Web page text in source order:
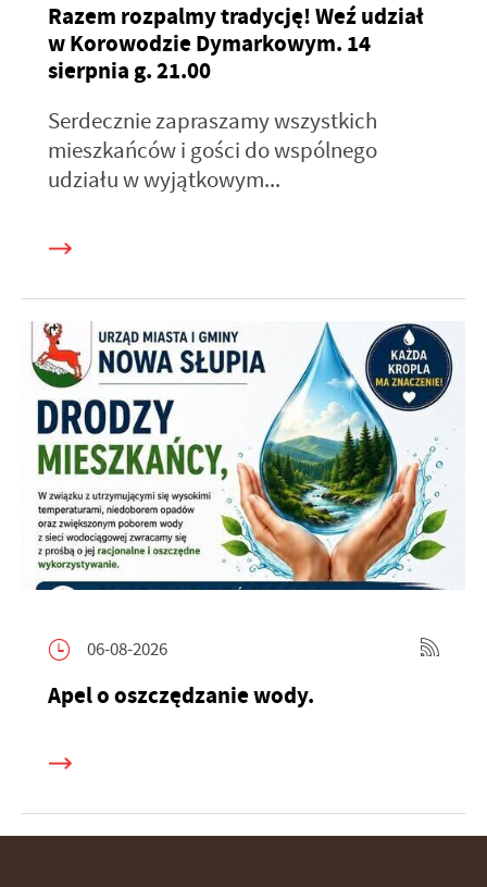
Razem rozpalmy tradycję! Weź udział
w Korowodzie Dymarkowym. 14
sierpnia g. 21.00
Serdecznie zapraszamy wszystkich
mieszkańców i gości do wspólnego
udziału w wyjątkowym...
06-08-2026
Apel o oszczędzanie wody.